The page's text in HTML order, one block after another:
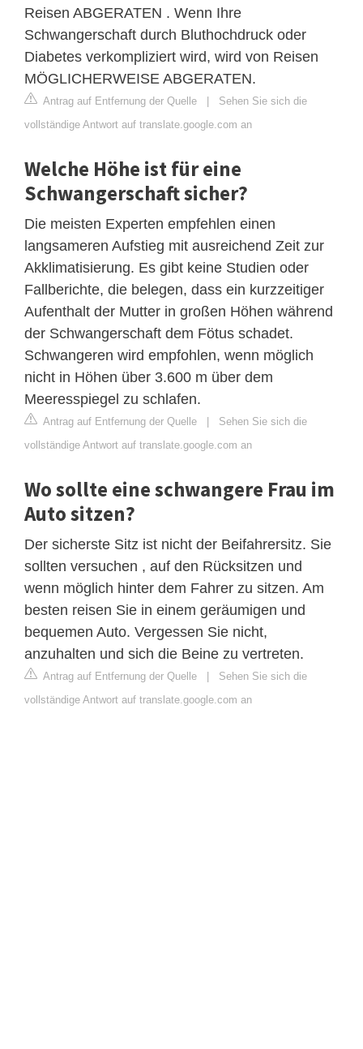
Reisen ABGERATEN . Wenn Ihre
Schwangerschaft durch Bluthochdruck oder
Diabetes verkompliziert wird, wird von Reisen
MÖGLICHERWEISE ABGERATEN.
Antrag auf Entfernung der Quelle | Sehen Sie sich die
vollständige Antwort auf translate.google.com an
Welche Höhe ist für eine
Schwangerschaft sicher?
Die meisten Experten empfehlen einen
langsameren Aufstieg mit ausreichend Zeit zur
Akklimatisierung. Es gibt keine Studien oder
Fallberichte, die belegen, dass ein kurzzeitiger
Aufenthalt der Mutter in großen Höhen während
der Schwangerschaft dem Fötus schadet.
Schwangeren wird empfohlen, wenn möglich
nicht in Höhen über 3.600 m über dem
Meeresspiegel zu schlafen.
Antrag auf Entfernung der Quelle | Sehen Sie sich die
vollständige Antwort auf translate.google.com an
Wo sollte eine schwangere Frau im
Auto sitzen?
Der sicherste Sitz ist nicht der Beifahrersitz. Sie
sollten versuchen , auf den Rücksitzen und
wenn möglich hinter dem Fahrer zu sitzen. Am
besten reisen Sie in einem geräumigen und
bequemen Auto. Vergessen Sie nicht,
anzuhalten und sich die Beine zu vertreten.
Antrag auf Entfernung der Quelle | Sehen Sie sich die
vollständige Antwort auf translate.google.com an